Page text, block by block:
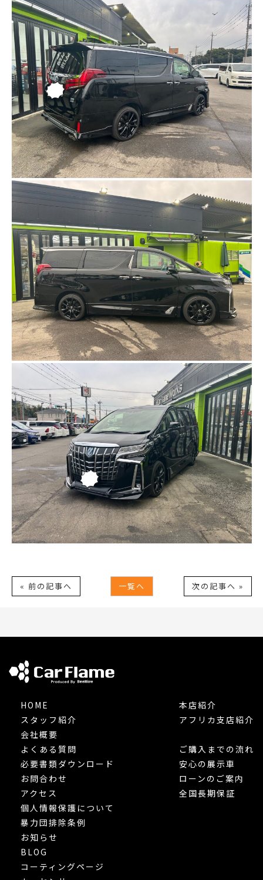
« 前の記事へ 一覧へ 次の記事へ »
HOME
スタッフ紹介
会社概要
本店紹介
アフリカ支店紹介
よくある質問
必要書類ダウンロード
お問合わせ
アクセス
個人情報保護について
暴力団排除条例
お知らせ
BLOG
ご購入までの流れ
安心の展示車
ローンのご案内
全国長期保証
コーティングページ